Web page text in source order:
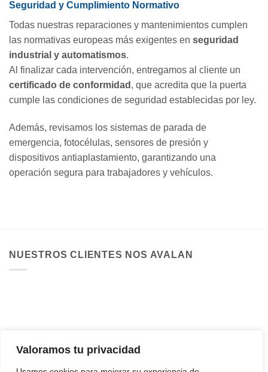
Valoramos tu privacidad
Seguridad y Cumplimiento Normativo
Todas nuestras reparaciones y mantenimientos cumplen
las normativas europeas más exigentes en seguridad
industrial y automatismos.
Al finalizar cada intervención, entregamos al cliente un
certificado de conformidad , que acredita que la puerta
cumple las condiciones de seguridad establecidas por ley.
Además, revisamos los sistemas de parada de
emergencia, fotocélulas, sensores de presión y
dispositivos antiaplastamiento, garantizando una
operación segura para trabajadores y vehículos.
NUESTROS CLIENTES NOS AVALAN